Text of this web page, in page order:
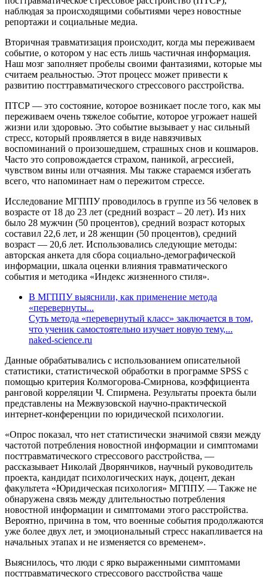
наблюдая за происходящими событиями через новостные
репортажи и социальные медиа.
Вторичная травматизация происходит, когда мы переживаем
событие, о котором у нас есть лишь частичная информация.
Наш мозг заполняет пробелы своими фантазиями, которые мы
считаем реальностью. Этот процесс может привести к
развитию посттравматического стрессового расстройства.
ПТСР — это состояние, которое возникает после того, как мы
переживаем очень тяжелое событие, которое угрожает нашей
жизни или здоровью. Это событие вызывает у нас сильный
стресс, который проявляется в виде навязчивых
воспоминаний о произошедшем, страшных снов и кошмаров.
Часто это сопровождается страхом, паникой, агрессией,
чувством вины или отчаяния. Мы также стараемся избегать
всего, что напоминает нам о пережитом стрессе.
Исследование МГППУ проводилось в группе из 56 человек в
возрасте от 18 до 23 лет (средний возраст – 20 лет). Из них
было 28 мужчин (50 процентов), средний возраст которых
составил 22,6 лет, и 28 женщин (50 процентов), средний
возраст — 20,6 лет. Использовались следующие методы:
авторская анкета для сбора социально-демографической
информации, шкала оценки влияния травматического
события и методика «Индекс жизненного стиля».
В МГППУ выяснили, как применение метода
«перевернуты...
Суть метода «перевернутый класс» заключается в том,
что ученик самостоятельно изучает новую тему,...
naked-science.ru
Данные обрабатывались с использованием описательной
статистики, статистической обработки в программе SPSS с
помощью критерия Колмогорова-Смирнова, коэффициента
ранговой корреляции Ч. Спирмена. Результаты проекта были
представлены на Межвузовской научно-практической
интернет-конференции по юридической психологии.
«Опрос показал, что нет статистически значимой связи между
частотой потребления новостной информации и симптомами
посттравматического стрессового расстройства, —
рассказывает Николай Дворянчиков, научный руководитель
проекта, кандидат психологических наук, доцент, декан
факультета «Юридическая психология» МГППУ. — Также не
обнаружена связь между длительностью потребления
новостной информации и симптомами этого расстройства.
Вероятно, причина в том, что военные события продолжаются
уже более двух лет, и эмоциональный стресс накапливается на
начальных этапах и не изменяется со временем».
Выяснилось, что люди с ярко выраженными симптомами
посттравматического стрессового расстройства чаще